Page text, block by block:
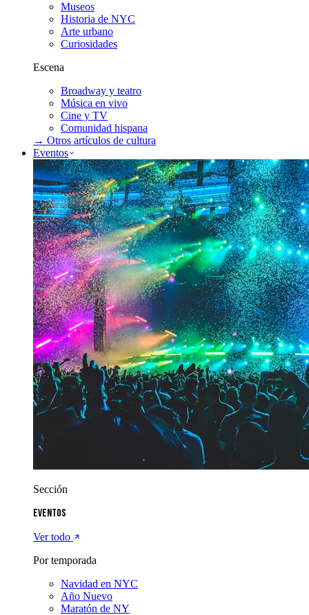
Museos
Historia de NYC
Arte urbano
Curiosidades
Escena
Broadway y teatro
Música en vivo
Cine y TV
Comunidad hispana
→ Otros artículos de cultura
Eventos
Sección
Eventos
Ver todo
Por temporada
Navidad en NYC
Año Nuevo
Maratón de NY